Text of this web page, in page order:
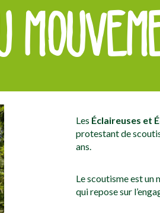
Les Éclaireuses et
protestant de
ans.
Le scoutisme est un
qui repose sur